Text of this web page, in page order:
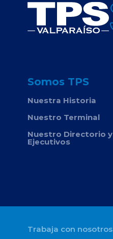
Somos TPS
Nuestra Historia
Nuestro Terminal
Nuestro Directorio y
Ejecutivos
Trabaja con nosotros